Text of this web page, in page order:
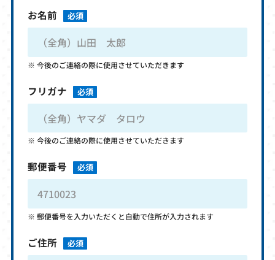
お名前 必須
今後のご連絡の際に使用させていただきます
フリガナ 必須
今後のご連絡の際に使用させていただきます
郵便番号 必須
郵便番号を入力いただくと自動で住所が入力されます
ご住所 必須